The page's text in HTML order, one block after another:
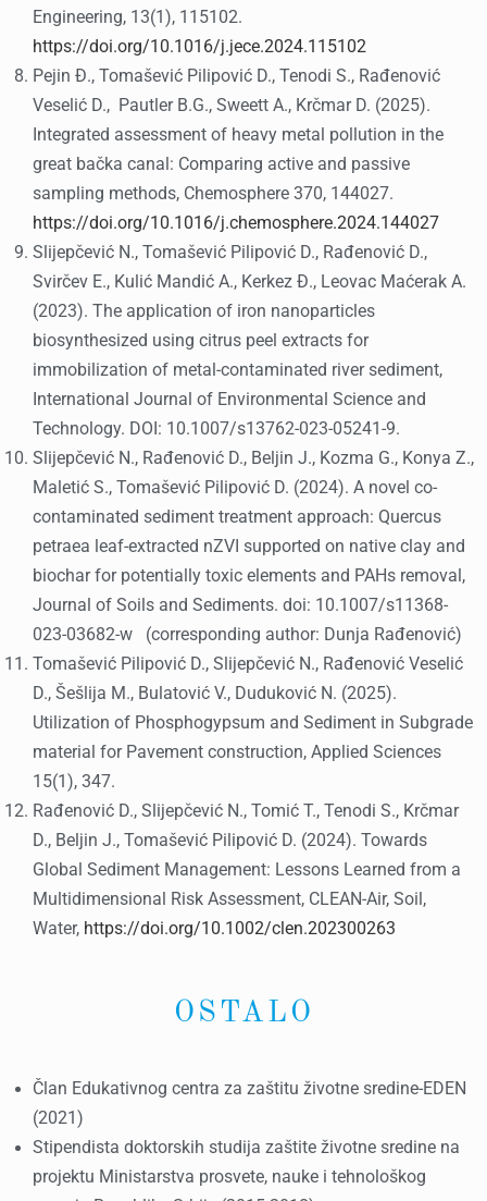
Engineering, 13(1), 115102.
https://doi.org/10.1016/j.jece.2024.115102
Pejin Đ., Tomašević Pilipović D., Tenodi S., Rađenović
Veselić D., Pautler B.G., Sweett A., Krčmar D. (2025).
Integrated assessment of heavy metal pollution in the
great bačka canal: Comparing active and passive
sampling methods, Chemosphere 370, 144027.
https://doi.org/10.1016/j.chemosphere.2024.144027
Slijepčević N., Tomašević Pilipović D., Rađenović D.,
Svirčev E., Kulić Mandić A., Kerkez Đ., Leovac Maćerak A.
(2023). The application of iron nanoparticles
biosynthesized using citrus peel extracts for
immobilization of metal-contaminated river sediment,
International Journal of Environmental Science and
Technology. DOI: 10.1007/s13762-023-05241-9.
Slijepčević N., Rađenović D., Beljin J., Kozma G., Konya Z.,
Maletić S., Tomašević Pilipović D. (2024). A novel co-
contaminated sediment treatment approach: Quercus
petraea leaf-extracted nZVI supported on native clay and
biochar for potentially toxic elements and PAHs removal,
Journal of Soils and Sediments. doi: 10.1007/s11368-
023-03682-w (corresponding author: Dunja Rađenović)
Tomašević Pilipović D., Slijepčević N., Rađenović Veselić
D., Šešlija M., Bulatović V., Duduković N. (2025).
Utilization of Phosphogypsum and Sediment in Subgrade
material for Pavement construction, Applied Sciences
15(1), 347.
Rađenović D., Slijepčević N., Tomić T., Tenodi S., Krčmar
D., Beljin J., Tomašević Pilipović D. (2024). Towards
Global Sediment Management: Lessons Learned from a
Multidimensional Risk Assessment, CLEAN-Air, Soil,
Water, https://doi.org/10.1002/clen.202300263
OSTALO
Član Edukativnog centra za zaštitu životne sredine-EDEN
(2021)
Stipendista doktorskih studija zaštite životne sredine na
projektu Ministarstva prosvete, nauke i tehnološkog